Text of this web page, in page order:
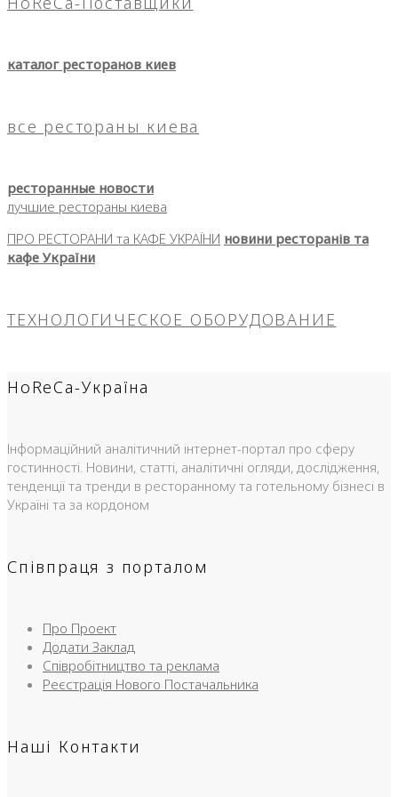
каталог ресторанов киев
все рестораны киева
ресторанные новости
лучшие рестораны киева
ПРО РЕСТОРАНИ та КАФЕ УКРАЇНИ новини ресторанів та
кафе України
ТЕХНОЛОГИЧЕСКОЕ ОБОРУДОВАНИЕ
HoReCa-Україна
Інформаційний аналітичний інтернет-портал про сферу
гостинності. Новини, статті, аналітичні огляди, дослідження,
тенденції та тренди в ресторанному та готельному бізнесі в
Україні та за кордоном
Співпраця з порталом
Про Проект
Додати Заклад
Співробітництво та реклама
Реєстрація Нового Постачальника
Наші Контакти